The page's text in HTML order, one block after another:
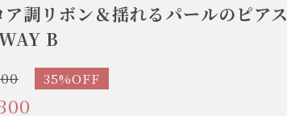
ア調リボン＆揺れるパールのピアス
B
35%OFF